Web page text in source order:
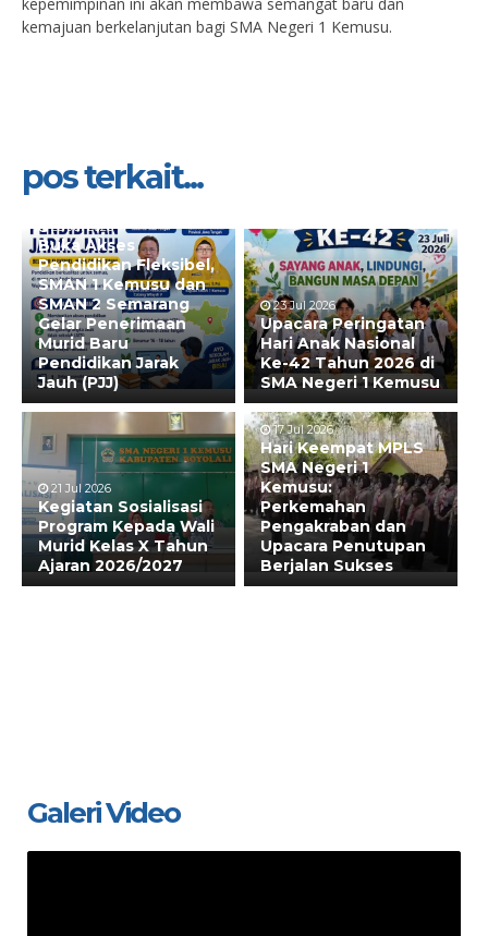
kemajuan berkelanjutan bagi SMA Negeri 1 Kemusu.
pos terkait...
28 Jul 2026
Buka Akses
Pendidikan Fleksibel,
SMAN 1 Kemusu dan
SMAN 2 Semarang
Gelar Penerimaan
Murid Baru
Pendidikan Jarak
Jauh (PJJ)
23 Jul 2026
Upacara Peringatan
Hari Anak Nasional
Ke-42 Tahun 2026 di
SMA Negeri 1 Kemusu
21 Jul 2026
Kegiatan Sosialisasi
Program Kepada Wali
Murid Kelas X Tahun
Ajaran 2026/2027
17 Jul 2026
Hari Keempat MPLS
SMA Negeri 1
Kemusu:
Perkemahan
Pengakraban dan
Upacara Penutupan
Berjalan Sukses
Galeri Video